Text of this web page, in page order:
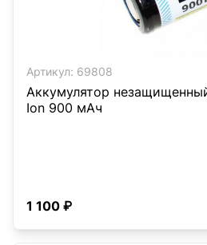
Артикул: 69808
Аккумулятор
Ion 900 мАч
1 100 ₽